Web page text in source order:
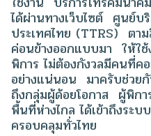
ได้ผ่านทางเว็บไซต์ ศูนย์บ
ประเทศไทย (TTRS) ตา
ค่อนข้างออกแบบมา ให้ใ
พิการ ไม่ต้องกังวลมีคนที่
อย่างแน่นอน มาครับช่วย
ถึงกลุ่มผู้ด้อยโอกาส ผู้พิก
พื้นที่ห่างไกล ได้เข้าถึงระ
ครอบคลุมทั่วไทย